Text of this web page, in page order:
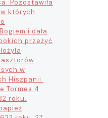
Pozostawiła
których
i dała
przeżyć
w
Hiszpanii.
Tormes 4
roku.